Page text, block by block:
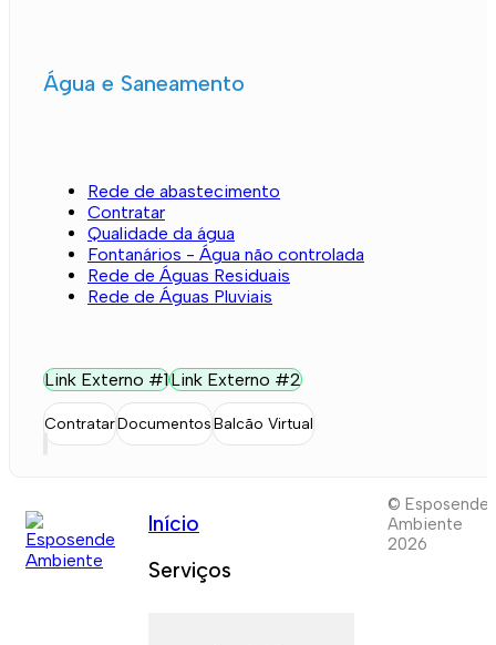
Água e Saneamento
Rede de abastecimento
Contratar
Qualidade da água
Fontanários - Água não controlada
Rede de Águas Residuais
Rede de Águas Pluviais
Link Externo #1Link Externo #2
ContratarDocumentosBalcão Virtual
Início
Serviços
© Esposende
Ambiente
2026